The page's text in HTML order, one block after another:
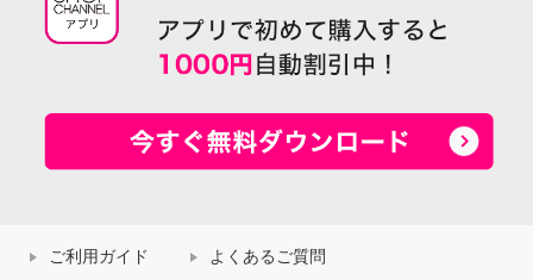
ご利用ガイド よくあるご質問